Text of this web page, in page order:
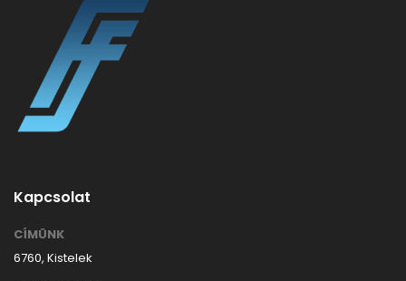
Kapcsolat
CÍMÜNK
6760, Kistelek